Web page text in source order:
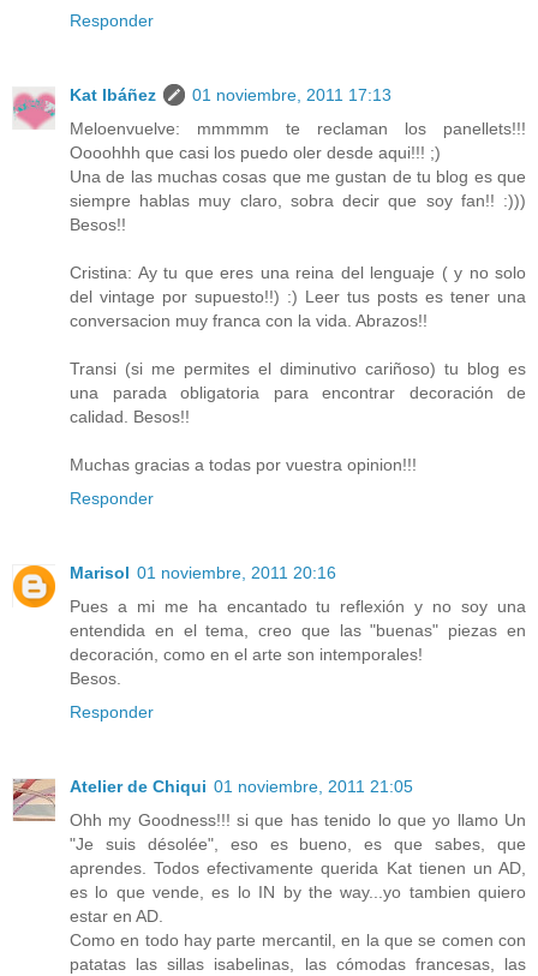
Responder
Kat Ibáñez
01 noviembre, 2011 17:13
Meloenvuelve: mmmmm te reclaman los panellets!!!
Oooohhh que casi los puedo oler desde aqui!!! ;)
Una de las muchas cosas que me gustan de tu blog es que
siempre hablas muy claro, sobra decir que soy fan!! :)))
Besos!!
Cristina: Ay tu que eres una reina del lenguaje ( y no solo
del vintage por supuesto!!) :) Leer tus posts es tener una
conversacion muy franca con la vida. Abrazos!!
Transi (si me permites el diminutivo cariñoso) tu blog es
una parada obligatoria para encontrar decoración de
calidad. Besos!!
Muchas gracias a todas por vuestra opinion!!!
Responder
Marisol 01 noviembre, 2011 20:16
Pues a mi me ha encantado tu reflexión y no soy una
entendida en el tema, creo que las "buenas" piezas en
decoración, como en el arte son intemporales!
Besos.
Responder
Atelier de Chiqui 01 noviembre, 2011 21:05
Ohh my Goodness!!! si que has tenido lo que yo llamo Un
"Je suis désolée", eso es bueno, es que sabes, que
aprendes. Todos efectivamente querida Kat tienen un AD,
es lo que vende, es lo IN by the way...yo tambien quiero
estar en AD.
Como en todo hay parte mercantil, en la que se comen con
patatas las sillas isabelinas, las cómodas francesas, las